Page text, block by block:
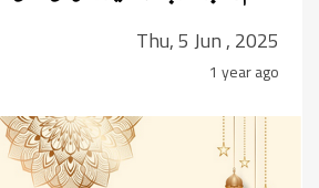
Thu, 5 Jun , 2025
1 year ago